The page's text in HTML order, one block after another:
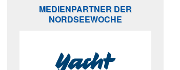
MEDIENPARTNER DER
NORDSEEWOCHE